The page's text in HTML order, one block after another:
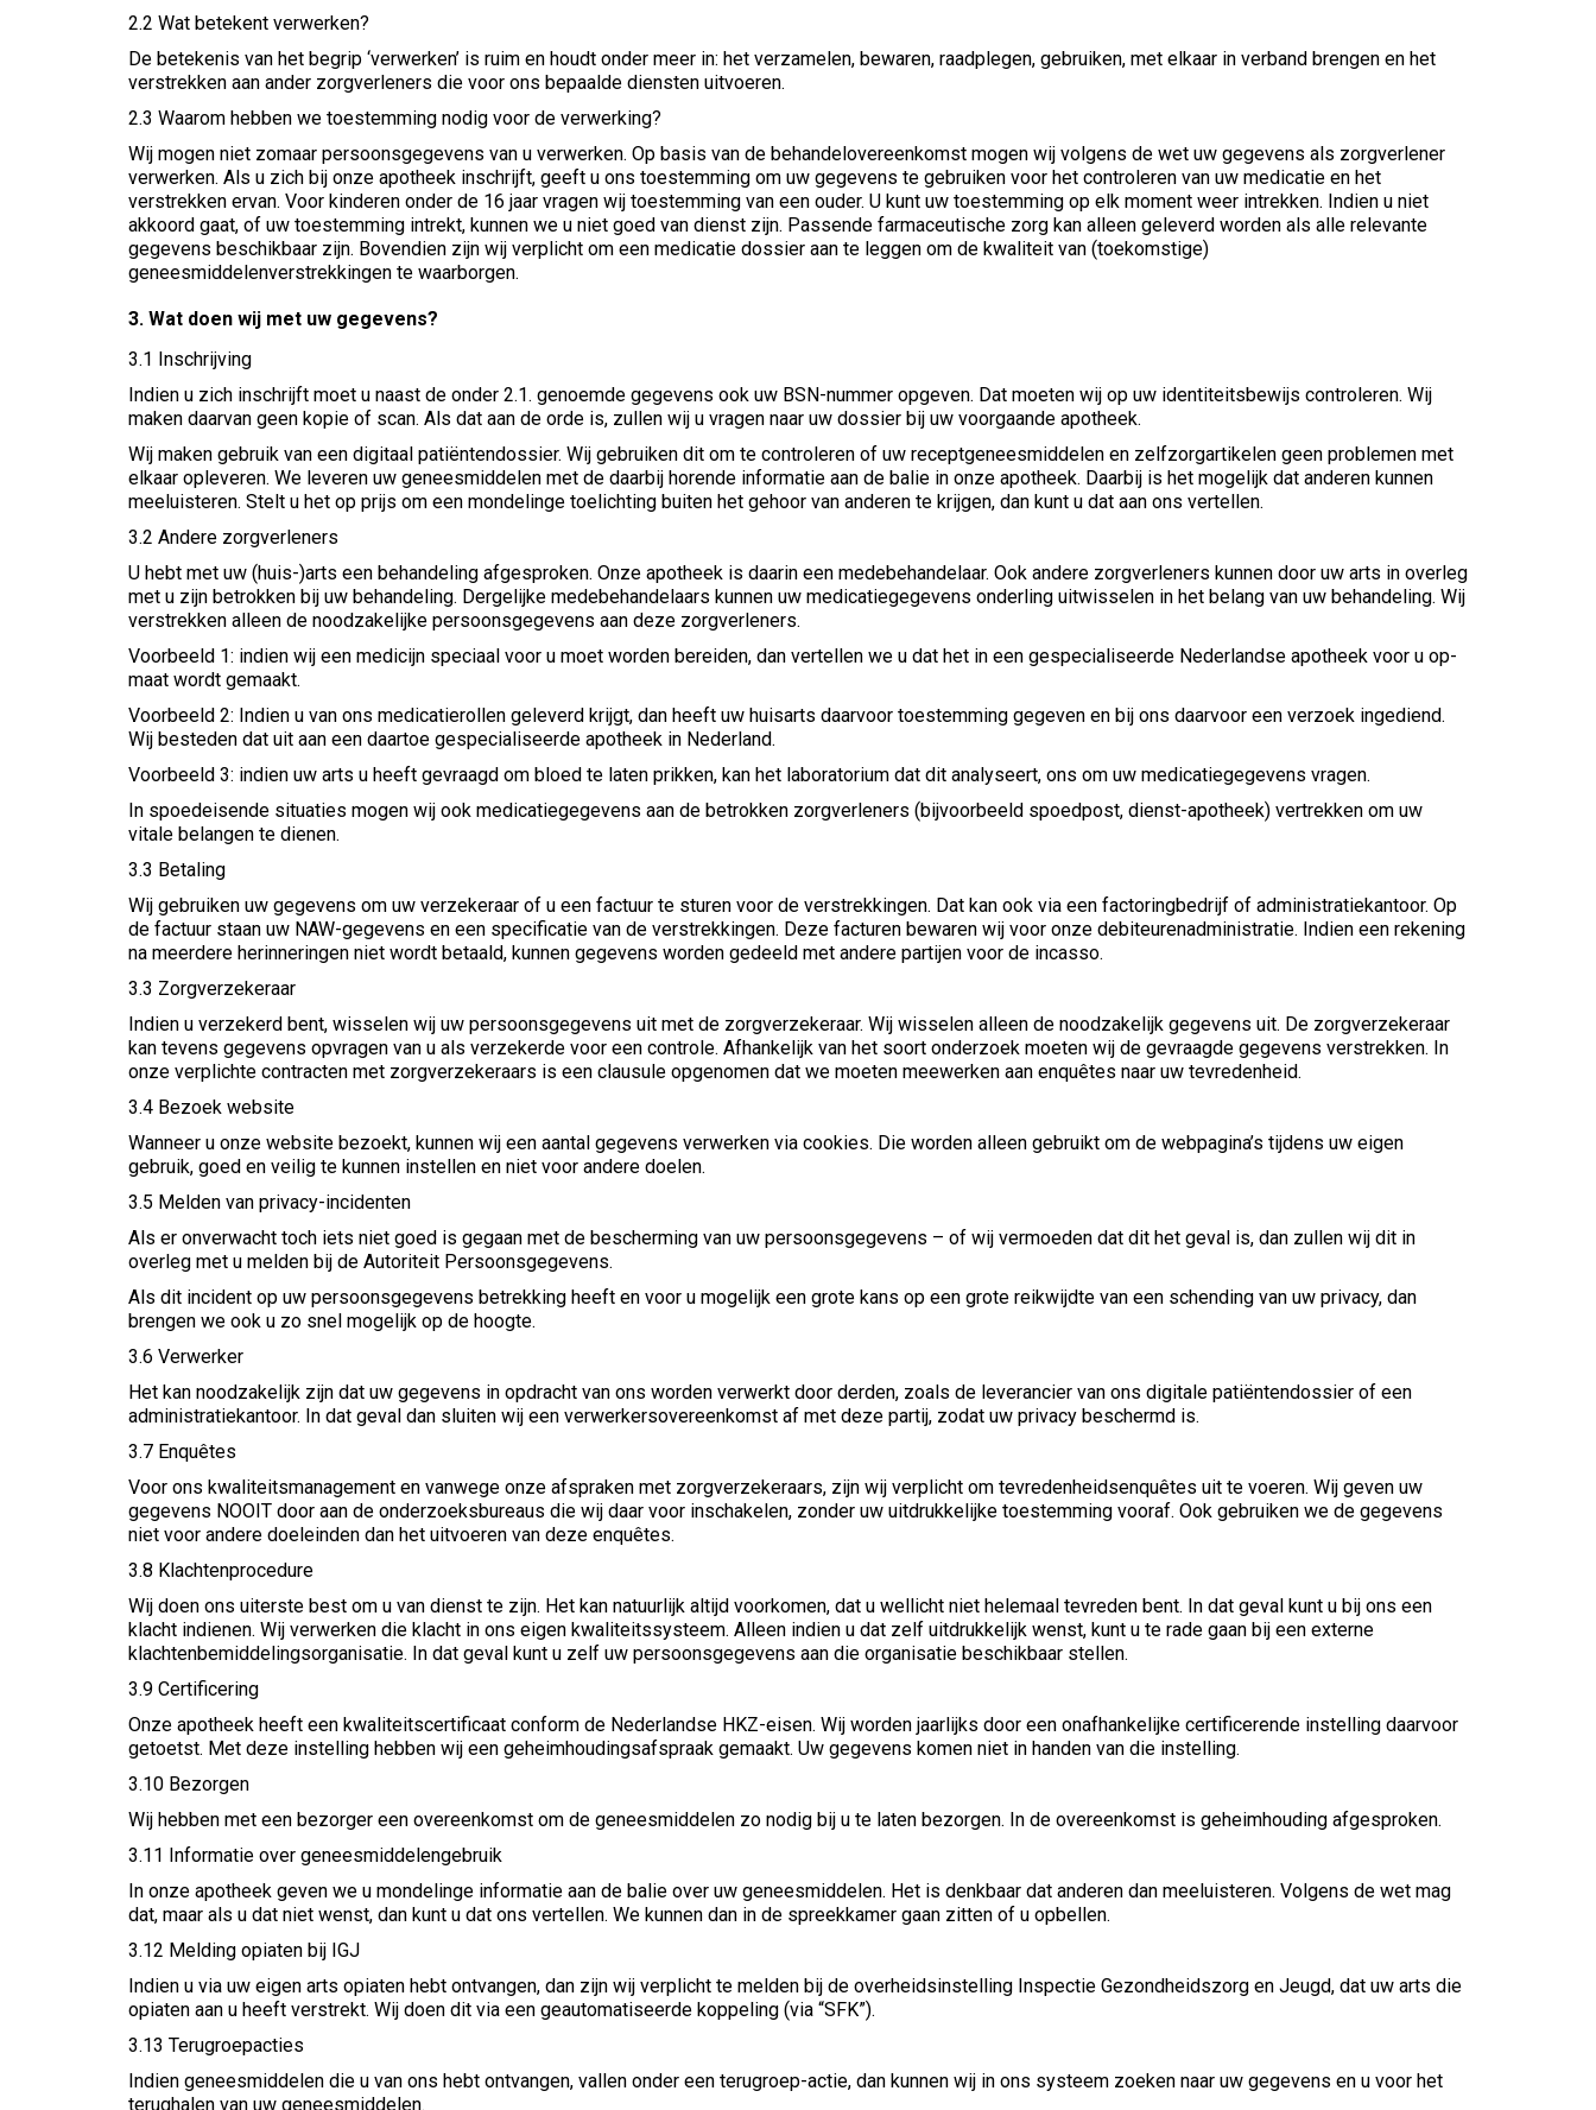
2.2 Wat betekent verwerken?
De betekenis van het begrip ‘verwerken’ is ruim en houdt onder meer in: het verzamelen, bewaren, raadplegen, gebruiken, met elkaar in verband brengen en het
verstrekken aan ander zorgverleners die voor ons bepaalde diensten uitvoeren.
2.3 Waarom hebben we toestemming nodig voor de verwerking?
Wij mogen niet zomaar persoonsgegevens van u verwerken. Op basis van de behandelovereenkomst mogen wij volgens de wet uw gegevens als zorgverlener
verwerken. Als u zich bij onze apotheek inschrijft, geeft u ons toestemming om uw gegevens te gebruiken voor het controleren van uw medicatie en het
verstrekken ervan. Voor kinderen onder de 16 jaar vragen wij toestemming van een ouder. U kunt uw toestemming op elk moment weer intrekken. Indien u niet
akkoord gaat, of uw toestemming intrekt, kunnen we u niet goed van dienst zijn. Passende farmaceutische zorg kan alleen geleverd worden als alle relevante
gegevens beschikbaar zijn. Bovendien zijn wij verplicht om een medicatie dossier aan te leggen om de kwaliteit van (toekomstige)
geneesmiddelenverstrekkingen te waarborgen.
3. Wat doen wij met uw gegevens?
3.1 Inschrijving
Indien u zich inschrijft moet u naast de onder 2.1. genoemde gegevens ook uw BSN-nummer opgeven. Dat moeten wij op uw identiteitsbewijs controleren. Wij
maken daarvan geen kopie of scan. Als dat aan de orde is, zullen wij u vragen naar uw dossier bij uw voorgaande apotheek.
Wij maken gebruik van een digitaal patiëntendossier. Wij gebruiken dit om te controleren of uw receptgeneesmiddelen en zelfzorgartikelen geen problemen met
elkaar opleveren. We leveren uw geneesmiddelen met de daarbij horende informatie aan de balie in onze apotheek. Daarbij is het mogelijk dat anderen kunnen
meeluisteren. Stelt u het op prijs om een mondelinge toelichting buiten het gehoor van anderen te krijgen, dan kunt u dat aan ons vertellen.
3.2 Andere zorgverleners
U hebt met uw (huis-)arts een behandeling afgesproken. Onze apotheek is daarin een medebehandelaar. Ook andere zorgverleners kunnen door uw arts in overleg
met u zijn betrokken bij uw behandeling. Dergelijke medebehandelaars kunnen uw medicatiegegevens onderling uitwisselen in het belang van uw behandeling. Wij
verstrekken alleen de noodzakelijke persoonsgegevens aan deze zorgverleners.
Voorbeeld 1: indien wij een medicijn speciaal voor u moet worden bereiden, dan vertellen we u dat het in een gespecialiseerde Nederlandse apotheek voor u op-
maat wordt gemaakt.
Voorbeeld 2: Indien u van ons medicatierollen geleverd krijgt, dan heeft uw huisarts daarvoor toestemming gegeven en bij ons daarvoor een verzoek ingediend.
Wij besteden dat uit aan een daartoe gespecialiseerde apotheek in Nederland.
Voorbeeld 3: indien uw arts u heeft gevraagd om bloed te laten prikken, kan het laboratorium dat dit analyseert, ons om uw medicatiegegevens vragen.
In spoedeisende situaties mogen wij ook medicatiegegevens aan de betrokken zorgverleners (bijvoorbeeld spoedpost, dienst-apotheek) vertrekken om uw
vitale belangen te dienen.
3.3 Betaling
Wij gebruiken uw gegevens om uw verzekeraar of u een factuur te sturen voor de verstrekkingen. Dat kan ook via een factoringbedrijf of administratiekantoor. Op
de factuur staan uw NAW-gegevens en een specificatie van de verstrekkingen. Deze facturen bewaren wij voor onze debiteurenadministratie. Indien een rekening
na meerdere herinneringen niet wordt betaald, kunnen gegevens worden gedeeld met andere partijen voor de incasso.
3.3 Zorgverzekeraar
Indien u verzekerd bent, wisselen wij uw persoonsgegevens uit met de zorgverzekeraar. Wij wisselen alleen de noodzakelijk gegevens uit. De zorgverzekeraar
kan tevens gegevens opvragen van u als verzekerde voor een controle. Afhankelijk van het soort onderzoek moeten wij de gevraagde gegevens verstrekken. In
onze verplichte contracten met zorgverzekeraars is een clausule opgenomen dat we moeten meewerken aan enquêtes naar uw tevredenheid.
3.4 Bezoek website
Wanneer u onze website bezoekt, kunnen wij een aantal gegevens verwerken via cookies. Die worden alleen gebruikt om de webpagina’s tijdens uw eigen
gebruik, goed en veilig te kunnen instellen en niet voor andere doelen.
3.5 Melden van privacy-incidenten
Als er onverwacht toch iets niet goed is gegaan met de bescherming van uw persoonsgegevens – of wij vermoeden dat dit het geval is, dan zullen wij dit in
overleg met u melden bij de Autoriteit Persoonsgegevens.
Als dit incident op uw persoonsgegevens betrekking heeft en voor u mogelijk een grote kans op een grote reikwijdte van een schending van uw privacy, dan
brengen we ook u zo snel mogelijk op de hoogte.
3.6 Verwerker
Het kan noodzakelijk zijn dat uw gegevens in opdracht van ons worden verwerkt door derden, zoals de leverancier van ons digitale patiëntendossier of een
administratiekantoor. In dat geval dan sluiten wij een verwerkersovereenkomst af met deze partij, zodat uw privacy beschermd is.
3.7 Enquêtes
Voor ons kwaliteitsmanagement en vanwege onze afspraken met zorgverzekeraars, zijn wij verplicht om tevredenheidsenquêtes uit te voeren. Wij geven uw
gegevens NOOIT door aan de onderzoeksbureaus die wij daar voor inschakelen, zonder uw uitdrukkelijke toestemming vooraf. Ook gebruiken we de gegevens
niet voor andere doeleinden dan het uitvoeren van deze enquêtes.
3.8 Klachtenprocedure
Wij doen ons uiterste best om u van dienst te zijn. Het kan natuurlijk altijd voorkomen, dat u wellicht niet helemaal tevreden bent. In dat geval kunt u bij ons een
klacht indienen. Wij verwerken die klacht in ons eigen kwaliteitssysteem. Alleen indien u dat zelf uitdrukkelijk wenst, kunt u te rade gaan bij een externe
klachtenbemiddelingsorganisatie. In dat geval kunt u zelf uw persoonsgegevens aan die organisatie beschikbaar stellen.
3.9 Certificering
Onze apotheek heeft een kwaliteitscertificaat conform de Nederlandse HKZ-eisen. Wij worden jaarlijks door een onafhankelijke certificerende instelling daarvoor
getoetst. Met deze instelling hebben wij een geheimhoudingsafspraak gemaakt. Uw gegevens komen niet in handen van die instelling.
3.10 Bezorgen
Wij hebben met een bezorger een overeenkomst om de geneesmiddelen zo nodig bij u te laten bezorgen. In de overeenkomst is geheimhouding afgesproken.
3.11 Informatie over geneesmiddelengebruik
In onze apotheek geven we u mondelinge informatie aan de balie over uw geneesmiddelen. Het is denkbaar dat anderen dan meeluisteren. Volgens de wet mag
dat, maar als u dat niet wenst, dan kunt u dat ons vertellen. We kunnen dan in de spreekkamer gaan zitten of u opbellen.
3.12 Melding opiaten bij IGJ
Indien u via uw eigen arts opiaten hebt ontvangen, dan zijn wij verplicht te melden bij de overheidsinstelling Inspectie Gezondheidszorg en Jeugd, dat uw arts die
opiaten aan u heeft verstrekt. Wij doen dit via een geautomatiseerde koppeling (via “SFK”).
3.13 Terugroepacties
Indien geneesmiddelen die u van ons hebt ontvangen, vallen onder een terugroep-actie, dan kunnen wij in ons systeem zoeken naar uw gegevens en u voor het
terughalen van uw geneesmiddelen.